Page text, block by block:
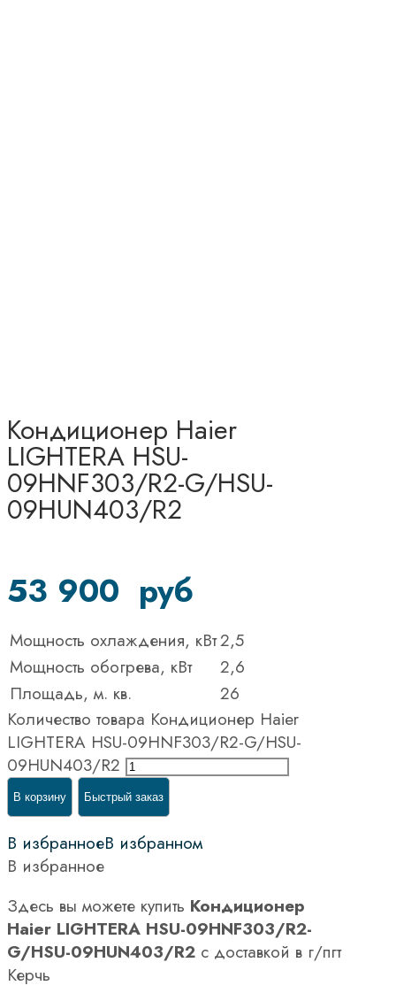
Кондиционер Haier
LIGHTERA HSU-
09HNF303/R2-G/HSU-
09HUN403/R2
53 900 руб
Мощность охлаждения, кВт2,5
Мощность обогрева, кВт
2,6
Площадь, м. кв.
26
Количество товара Кондиционер Haier
LIGHTERA HSU-09HNF303/R2-G/HSU-
09HUN403/R2
В корзину Быстрый заказ
В избранноеВ избранном
В избранное
Здесь вы можете купить Кондиционер
Haier LIGHTERA HSU-09HNF303/R2-
G/HSU-09HUN403/R2 с доставкой в г/пгт
Керчь